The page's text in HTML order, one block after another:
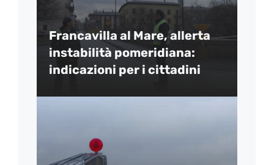
Francavilla al Mare, allerta
instabilità pomeridiana:
indicazioni per i cittadini